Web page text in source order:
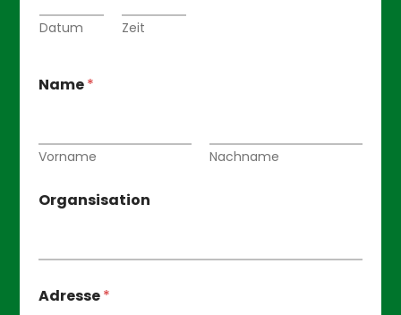
Datum Zeit
Name*
Vorname Nachname
Organsisation
Adresse*